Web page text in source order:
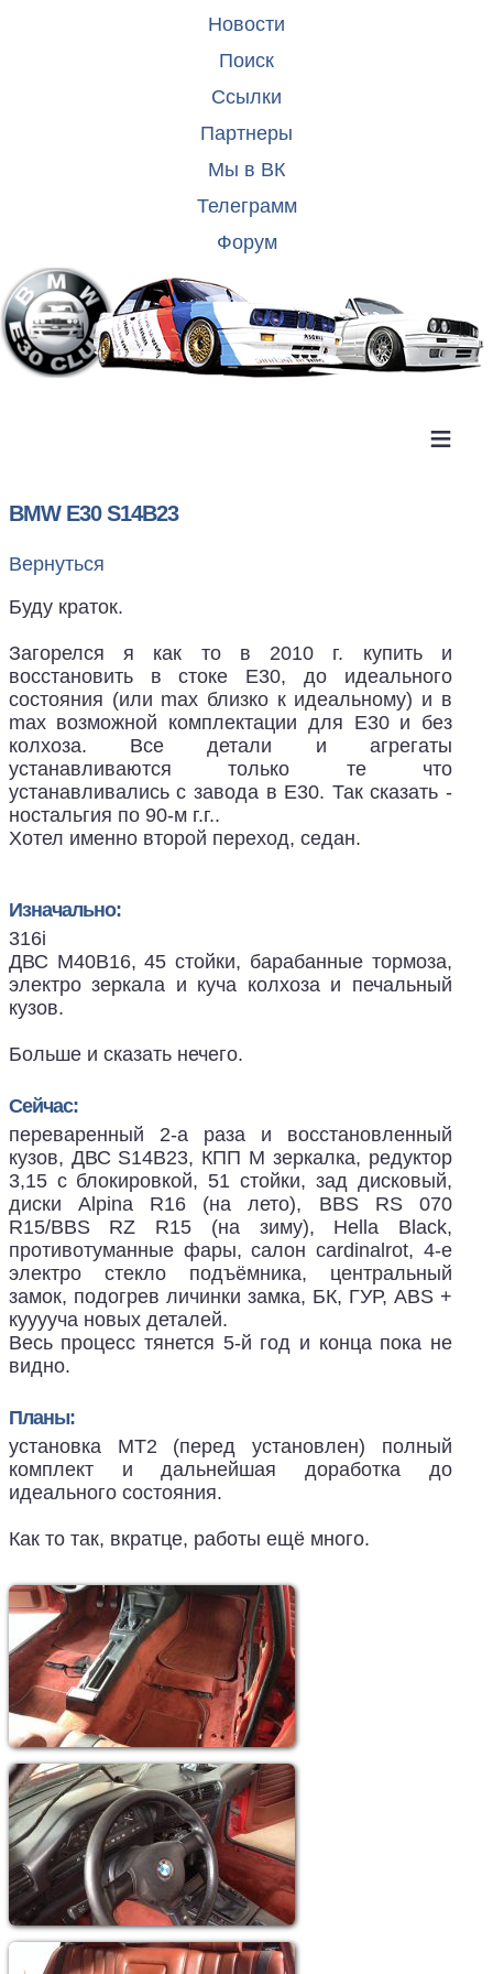
Новости
Поиск
Ссылки
Партнеры
Мы в ВК
Телеграмм
Форум
BMW E30 S14B23
Вернуться
Буду краток.
Загорелся я как то в 2010 г. купить и
восстановить в стоке Е30, до идеального
состояния (или max близко к идеальному) и в
max возможной комплектации для Е30 и без
колхоза. Все детали и агрегаты
устанавливаются только те что
устанавливались с завода в Е30. Так сказать -
ностальгия по 90-м г.г..
Хотел именно второй переход, седан.
Изначально:
316i
ДВС М40В16, 45 стойки, барабанные тормоза,
электро зеркала и куча колхоза и печальный
кузов.
Больше и сказать нечего.
Сейчас:
переваренный 2-а раза и восстановленный
кузов, ДВС S14B23, КПП М зеркалка, редуктор
3,15 с блокировкой, 51 стойки, зад дисковый,
диски Alpina R16 (на лето), BBS RS 070
R15/BBS RZ R15 (на зиму), Hella Black,
противотуманные фары, салон cardinalrot, 4-е
электро стекло подъёмника, центральный
замок, подогрев личинки замка, БК, ГУР, ABS +
кууууча новых деталей.
Весь процесс тянется 5-й год и конца пока не
видно.
Планы:
установка МТ2 (перед установлен) полный
комплект и дальнейшая доработка до
идеального состояния.
Как то так, вкратце, работы ещё много.